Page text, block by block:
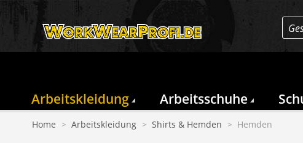
Arbeitskleidung
Arbeitsschuhe
Home > Arbeitskleidung > Shirts & Hemden > Hemden